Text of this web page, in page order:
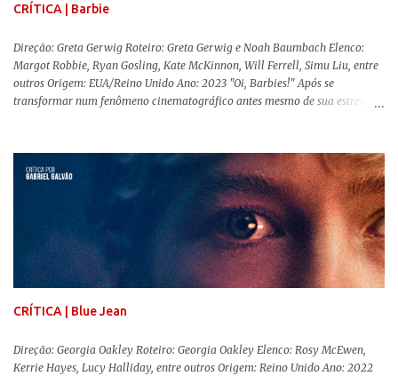
CRÍTICA | Barbie
Direção: Greta Gerwig Roteiro: Greta Gerwig e Noah Baumbach Elenco:
Margot Robbie, Ryan Gosling, Kate McKinnon, Will Ferrell, Simu Liu, entre
outros Origem: EUA/Reino Unido Ano: 2023 "Oi, Barbies!" Após se
transformar num fenômeno cinematográfico antes mesmo de sua estreia,
lançamento, posso afirmar que o longa, dirigido por Greta Gerwig (
Adoráveis Mulheres ) prometeu tudo e entregou mais ainda, se provando o
filme do ano até aqui. Repleto de criatividade, humor e sem medo de não se
levar a sério, a produção aborda temas complexos com críticas potentes. Já
conhecida por sua filmografia feminista, Gerwig traz uma reflexão de
como a Barbie se encaixa no mundo moderno, desenvolvendo a
importância e o impacto, positivo ou negativo, da boneca na vida das
pessoas. Isso tudo com um sentimento de nostalgia multigeracional. Na
CRÍTICA | Blue Jean
Direção: Georgia Oakley Roteiro: Georgia Oakley Elenco: Rosy McEwen,
Kerrie Hayes, Lucy Halliday, entre outros Origem: Reino Unido Ano: 2022